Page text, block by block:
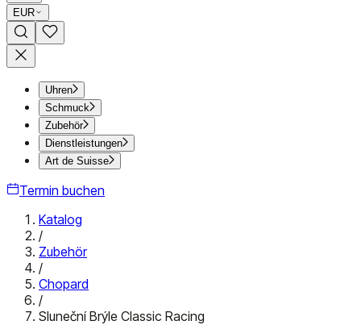
EUR
Uhren
Schmuck
Zubehör
Dienstleistungen
Art de Suisse
Termin buchen
Katalog
/
Zubehör
/
Chopard
/
Sluneční Brýle Classic Racing